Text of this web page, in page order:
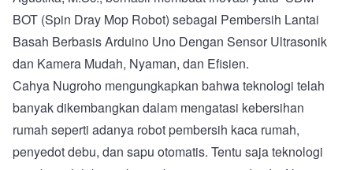
BOT (Spin Dray Mop Robot) sebagai Pembersih Lantai
Basah Berbasis Arduino Uno Dengan Sensor Ultrasonik
dan Kamera Mudah, Nyaman, dan Efisien.
Cahya Nugroho mengungkapkan bahwa teknologi telah
banyak dikembangkan dalam mengatasi kebersihan
rumah seperti adanya robot pembersih kaca rumah,
penyedot debu, dan sapu otomatis. Tentu saja teknologi